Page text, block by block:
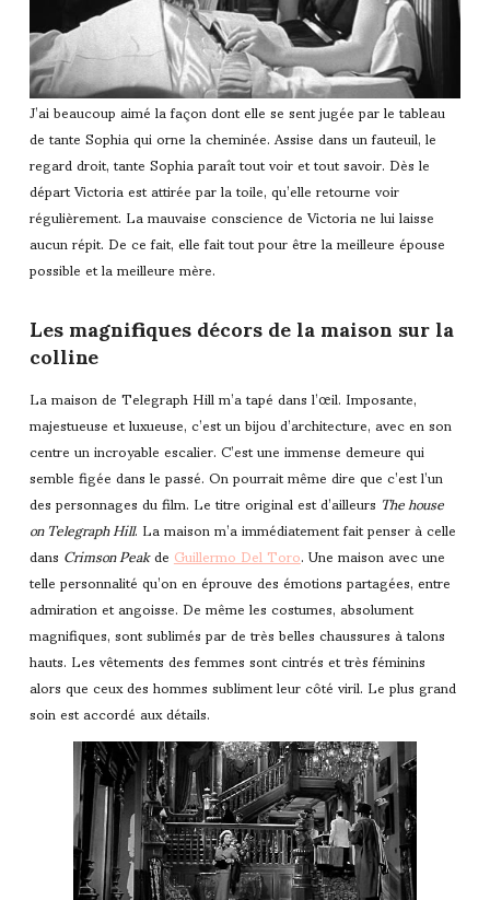
J’ai beaucoup aimé la façon dont elle se sent jugée par le tableau
de tante Sophia qui orne la cheminée. Assise dans un fauteuil, le
regard droit, tante Sophia paraît tout voir et tout savoir. Dès le
départ Victoria est attirée par la toile, qu’elle retourne voir
régulièrement. La mauvaise conscience de Victoria ne lui laisse
aucun répit. De ce fait, elle fait tout pour être la meilleure épouse
possible et la meilleure mère.
Les magnifiques décors de la maison sur la
colline
La maison de Telegraph Hill m’a tapé dans l’œil. Imposante,
majestueuse et luxueuse, c’est un bijou d’architecture, avec en son
centre un incroyable escalier. C’est une immense demeure qui
semble figée dans le passé. On pourrait même dire que c’est l’un
des personnages du film. Le titre original est d’ailleursThe house
on Telegraph Hill. La maison m’a immédiatement fait penser à celle
dansCrimson PeakdeGuillermo Del Toro. Une maison avec une
telle personnalité qu’on en éprouve des émotions partagées, entre
admiration et angoisse. De même les costumes, absolument
magnifiques, sont sublimés par de très belles chaussures à talons
hauts. Les vêtements des femmes sont cintrés et très féminins
alors que ceux des hommes subliment leur côté viril. Le plus grand
soin est accordé aux détails.